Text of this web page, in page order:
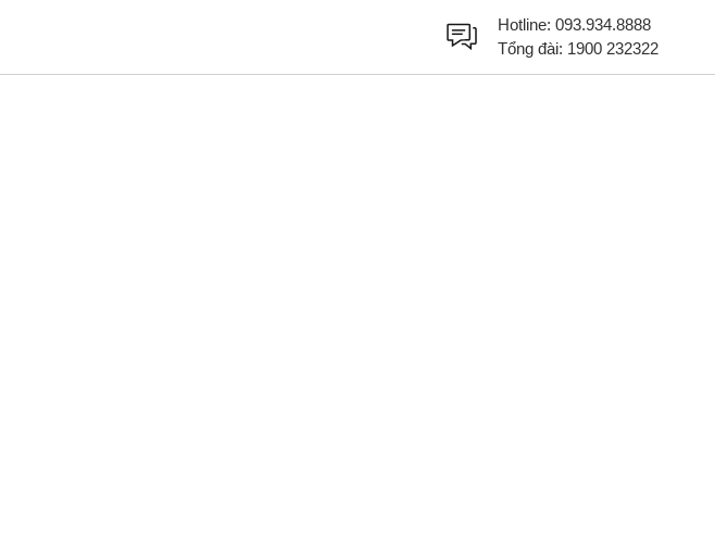
Hotline: 093.934.8888
Tổng đài: 1900 232322